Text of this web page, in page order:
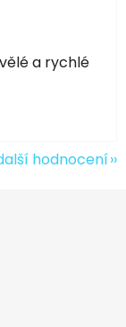
a rychlé
hodnocení